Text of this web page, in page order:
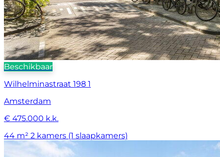
Beschikbaar
Wilhelminastraat 198 1
Amsterdam
€ 475.000 k.k.
44 m² 2 kamers (1 slaapkamers)